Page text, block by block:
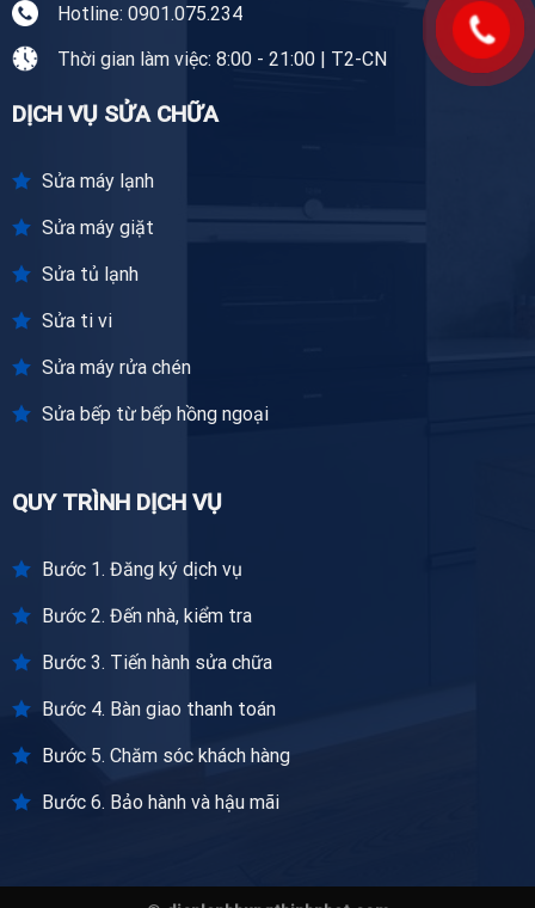
Hotline: 0901.075.234
Thời gian làm việc: 8:00 - 21:00 | T2-CN
DỊCH VỤ SỬA CHỮA
Sửa máy lạnh
Sửa máy giặt
Sửa tủ lạnh
Sửa ti vi
Sửa máy rửa chén
Sửa bếp từ bếp hồng ngoại
QUY TRÌNH DỊCH VỤ
Bước 1. Đăng ký dịch vụ
Bước 2. Đến nhà, kiểm tra
Bước 3. Tiến hành sửa chữa
Bước 4. Bàn giao thanh toán
Bước 5. Chăm sóc khách hàng
Bước 6. Bảo hành và hậu mãi